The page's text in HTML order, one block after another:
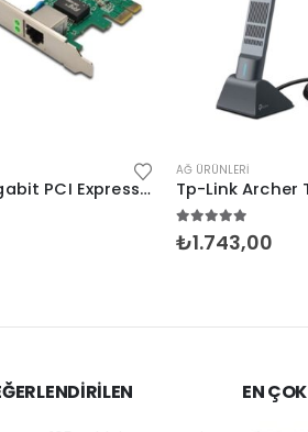
Digitus Gigabit PCI Express Ethernet Kartı
AĞ ÜRÜNLERI
5
₺1.743,00
EN